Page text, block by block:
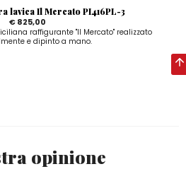
lavica Il Mercato PI416PL-3
€ 825,00
raffigurante "Il Mercato" realizzato
e dipinto a mano.
opinione